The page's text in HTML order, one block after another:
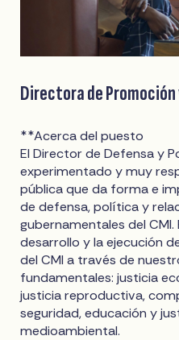
Directora de
**Acerca del puesto
El Director de Defensa y
experimentado y muy
pública que da forma e
de defensa, política y
gubernamentales del
desarrollo y la ejecución
del CMI a través de
fundamentales: justicia
justicia reproductiva,
seguridad, educación y
medioambiental.